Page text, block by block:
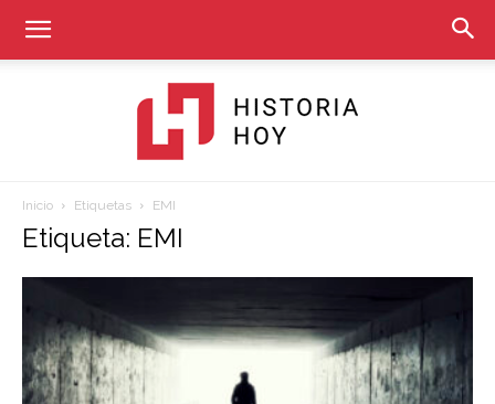
Hoy
Inicio Etiquetas EMI
Etiqueta: EMI